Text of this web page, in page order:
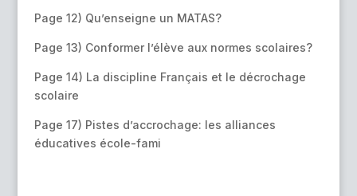
Page 12) Qu’enseigne un MATAS?
Page 13) Conformer l’élève aux normes scolaires?
Page 14) La discipline Français et le décrochage
scolaire
Page 17) Pistes d’accrochage: les alliances
éducatives école-fami